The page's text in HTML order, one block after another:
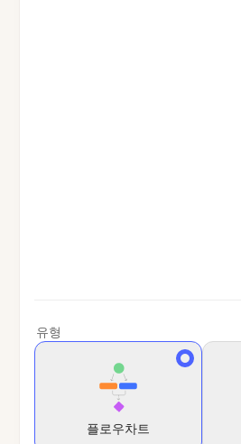
유형
플로우차트